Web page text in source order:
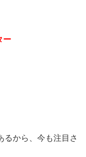
ー
るから、今も注目さ